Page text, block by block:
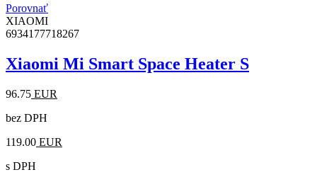
Porovnať
XIAOMI
6934177718267
Xiaomi Mi Smart Space Heater S
96.75 EUR
bez DPH
119.00 EUR
s DPH